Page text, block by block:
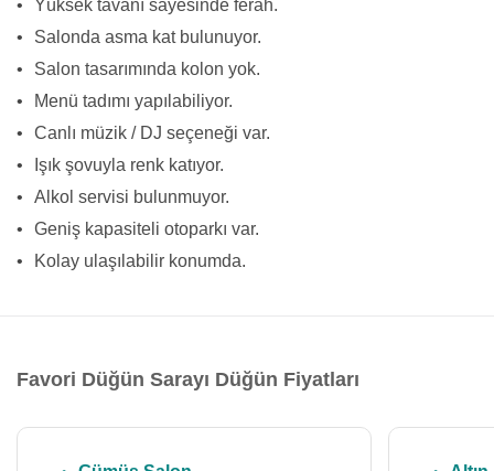
•
Yüksek tavanı sayesinde ferah.
•
Salonda asma kat bulunuyor.
•
Salon tasarımında kolon yok.
•
Menü tadımı yapılabiliyor.
•
Canlı müzik / DJ seçeneği var.
•
Işık şovuyla renk katıyor.
•
Alkol servisi bulunmuyor.
•
Geniş kapasiteli otoparkı var.
•
Kolay ulaşılabilir konumda.
Favori Düğün Sarayı Düğün Fiyatları